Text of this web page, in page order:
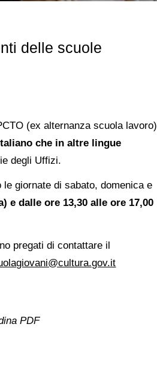
delle scuole
(ex alternanza scuola lavoro)
che in altre lingue
degli Uffizi.
giornate di sabato, domenica e
e dalle ore 13,30 alle ore 17,00
pregati di contattare il
PDF